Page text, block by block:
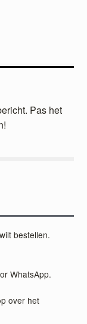
Pas het
bestellen.
WhatsApp.
over het